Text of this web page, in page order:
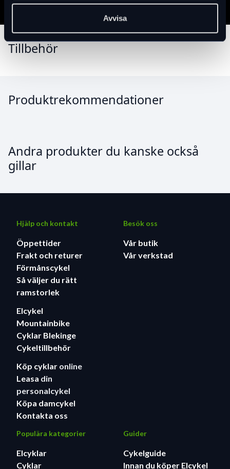
Avvisa
Tillbehör
Produktrekommendationer
Andra produkter du kanske också
gillar
Hjälp och kontakt
Öppettider
Frakt och returer
Förmånscykel
Så väljer du rätt
ramstorlek
Elcykel
Mountainbike
Cyklar Blekinge
Cykeltillbehör
Köp cyklar online
Leasa din
personalcykel
Köpa damcykel
Kontakta oss
Besök oss
Vår butik
Vår verkstad
Populära kategorier
Elcyklar
Cyklar
Guider
Cykelguide
Innan du köper Elcykel